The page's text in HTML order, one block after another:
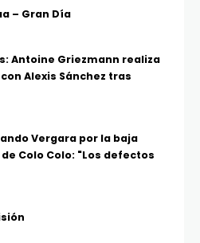
– Gran Día
Antoine Griezmann realiza
Alexis Sánchez tras
Vergara por la baja
Colo Colo: "Los defectos